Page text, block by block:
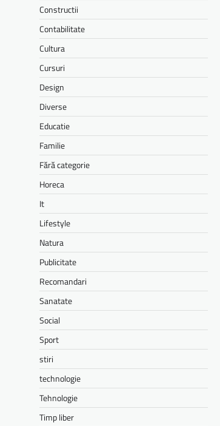
Constructii
Contabilitate
Cultura
Cursuri
Design
Diverse
Educatie
Familie
Fără categorie
Horeca
It
Lifestyle
Natura
Publicitate
Recomandari
Sanatate
Social
Sport
stiri
technologie
Tehnologie
Timp liber